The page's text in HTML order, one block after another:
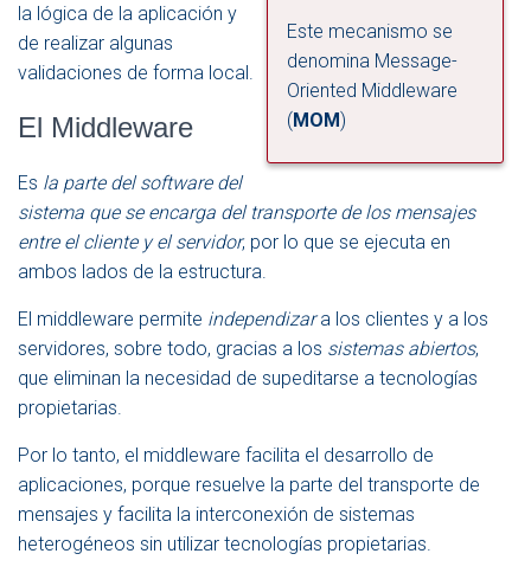
Este mecanismo se
denomina Message-
Oriented Middleware
(MOM)
la lógica de la aplicación y
de realizar algunas
validaciones de forma local.
El Middleware
Es la parte del software del
sistema que se encarga del transporte de los mensajes
entre el cliente y el servidor, por lo que se ejecuta en
ambos lados de la estructura.
El middleware permite independizara los clientes y a los
servidores, sobre todo, gracias a los sistemas abiertos,
que eliminan la necesidad de supeditarse a tecnologías
propietarias.
Por lo tanto, el middleware facilita el desarrollo de
aplicaciones, porque resuelve la parte del transporte de
mensajes y facilita la interconexión de sistemas
heterogéneos sin utilizar tecnologías propietarias.